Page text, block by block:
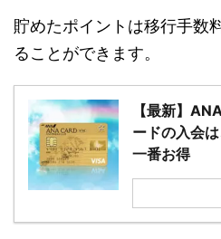
貯めたポイントは移行手数
ることができます。
【最新】
ードの入会
一番お得